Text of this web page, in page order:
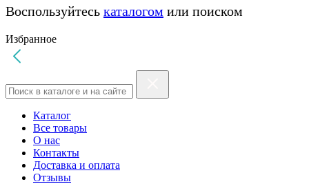
Воспользуйтесь каталогом или поиском
Избранное
Каталог
Все товары
О нас
Контакты
Доставка и оплата
Отзывы